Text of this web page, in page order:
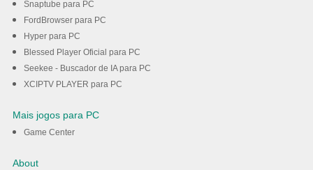
Snaptube para PC
FordBrowser para PC
Hyper para PC
Blessed Player Oficial para PC
Seekee - Buscador de IA para PC
XCIPTV PLAYER para PC
Mais jogos para PC
Game Center
About